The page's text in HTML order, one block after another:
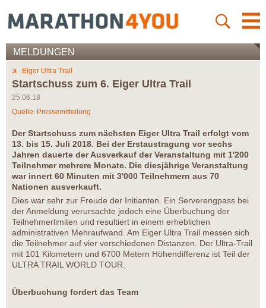
MELDUNGEN
Eiger Ultra Trail
Startschuss zum 6. Eiger Ultra Trail
25.06.18
Quelle: Pressemitteilung
Der Startschuss zum nächsten Eiger Ultra Trail erfolgt vom
13. bis 15. Juli 2018. Bei der Erstaustragung vor sechs
Jahren dauerte der Ausverkauf der Veranstaltung mit 1'200
Teilnehmer mehrere Monate. Die diesjährige Veranstaltung
war innert 60 Minuten mit 3'000 Teilnehmern aus 70
Nationen ausverkauft.
Dies war sehr zur Freude der Initianten. Ein Serverengpass bei
der Anmeldung verursachte jedoch eine Überbuchung der
Teilnehmerlimiten und resultiert in einem erheblichen
administrativen Mehraufwand. Am Eiger Ultra Trail messen sich
die Teilnehmer auf vier verschiedenen Distanzen. Der Ultra-Trail
mit 101 Kilometern und 6700 Metern Höhendifferenz ist Teil der
ULTRA TRAIL WORLD TOUR.
Überbuchung fordert das Team